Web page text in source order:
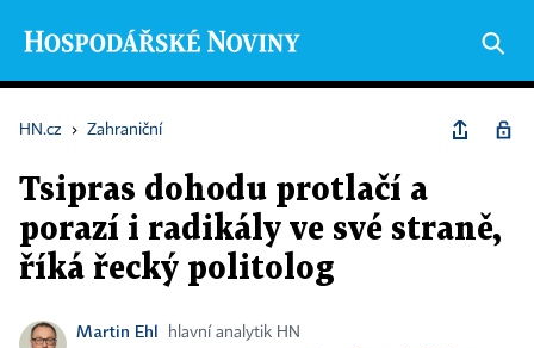
HN.cz › Zahraniční
Tsipras dohodu protlačí a
porazí i radikály ve své straně,
říká řecký politolog
Martin Ehl
hlavní analytik HN